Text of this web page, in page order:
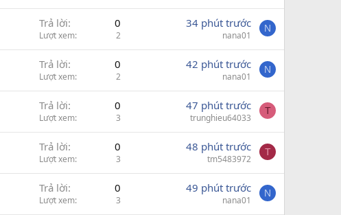
Trả lời 0
Lượt xem 2
34 phút trước
nana01
N
Trả lời 0
Lượt xem 2
42 phút trước
nana01
N
Trả lời 0
Lượt xem 3
47 phút trước
trunghieu64033
T
Trả lời 0
Lượt xem 3
48 phút trước
tm5483972
T
Trả lời 0
Lượt xem 3
49 phút trước
nana01
N